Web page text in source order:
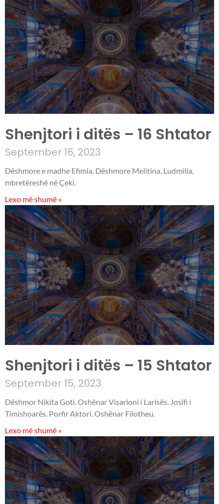
Shenjtori i ditës – 16 Shtator
September 16, 2023
Dëshmore e madhe Efimia. Dëshmore Melitina. Ludmilla,
mbretëreshë në Çeki.
Lexo më shumë »
Shenjtori i ditës – 15 Shtator
September 15, 2023
Dëshmor Nikita Goti. Oshënar Visarioni i Larisës. Josifi i
Timishoarës. Porfir Aktori. Oshënar Filotheu.
Lexo më shumë »